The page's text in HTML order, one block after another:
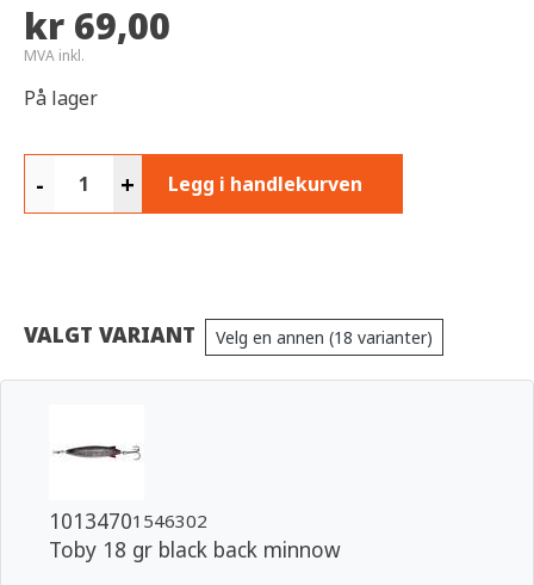
kr 69,00
MVA inkl.
På lager
- + Legg i handlekurven
VALGT VARIANT Velg en annen (18 varianter)
10134701546302
Toby 18 gr black back minnow